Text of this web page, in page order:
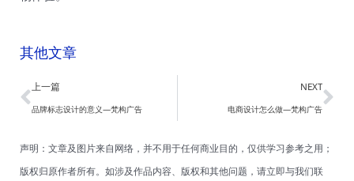
其他文章
Prev
上一篇
品牌标志设计的意义—梵构广告
NEXT
电商设计怎么做—梵构广告
声明：文章及图片来自网络，并不用于任何商业目的，仅供学习参考之用；
版权归原作者所有。如涉及作品内容、版权和其他问题，请立即与我们联